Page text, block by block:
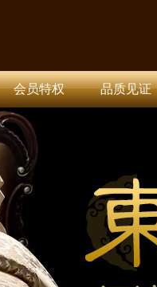
会员特权 品质见证